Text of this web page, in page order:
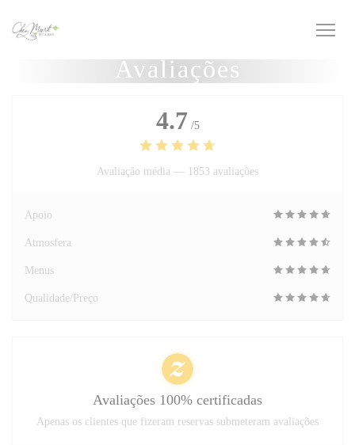
Avaliações
4.7 /5
Avaliação média — 1853 avaliações
Apoio
Atmosfera
Menus
Qualidade/Preço
Avaliações 100% certificadas
Apenas os clientes que fizeram reservas submeteram avaliações